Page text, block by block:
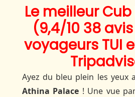
Le meilleur
(9,4/10 38
voyageurs TUI
Ayez du bleu plein les yeux
Athina Palace ! Une vue